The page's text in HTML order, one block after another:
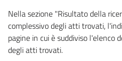
Nella sezione "Risultato della
complessivo degli atti trovati,
pagine in cui è suddiviso l'elenco
degli atti trovati.